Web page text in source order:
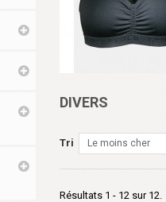
DIVERS
Tri Le moins cher
Résultats 1 - 12 sur 12.